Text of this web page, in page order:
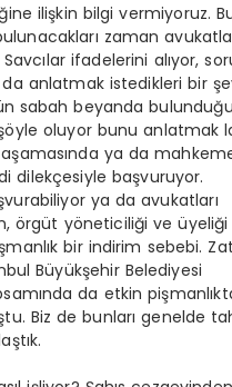
ilişkin bilgi vermiyoruz.
zaman
ifadelerini alıyor,
anlatmak istedikleri bir
sabah beyanda
oluyor bunu anlatmak
aşamasında ya da
dilekçesiyle başvuruyor.
ya da avukatları
örgüt yöneticiliği ve
bir indirim sebebi.
Büyükşehir Belediyesi
da etkin
Biz de bunları genelde